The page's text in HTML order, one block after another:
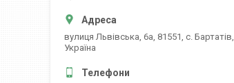
вулиця Львівська, 6а, 81551, с. Бартатів,
Україна